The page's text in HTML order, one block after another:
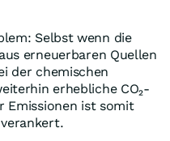
Selbst wenn die
erneuerbaren Quellen
der chemischen
erhebliche CO₂-
Emissionen ist somit